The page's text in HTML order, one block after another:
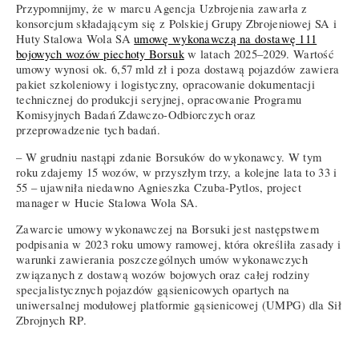
Przypomnijmy, że w marcu Agencja Uzbrojenia zawarła z
konsorcjum składającym się z Polskiej Grupy Zbrojeniowej SA i
Huty Stalowa Wola SAumowę wykonawczą na dostawę 111
bojowych wozów piechoty Borsukw latach 2025–2029. Wartość
umowy wynosi ok. 6,57 mld zł i poza dostawą pojazdów zawiera
pakiet szkoleniowy i logistyczny, opracowanie dokumentacji
technicznej do produkcji seryjnej, opracowanie Programu
Komisyjnych Badań Zdawczo-Odbiorczych oraz
przeprowadzenie tych badań.
– W grudniu nastąpi zdanie Borsuków do wykonawcy. W tym
roku zdajemy 15 wozów, w przyszłym trzy, a kolejne lata to 33 i
55 – ujawniła niedawno Agnieszka Czuba-Pytlos, project
manager w Hucie Stalowa Wola SA.
Zawarcie umowy wykonawczej na Borsuki jest następstwem
podpisania w 2023 roku umowy ramowej, która określiła zasady i
warunki zawierania poszczególnych umów wykonawczych
związanych z dostawą wozów bojowych oraz całej rodziny
specjalistycznych pojazdów gąsienicowych opartych na
uniwersalnej modułowej platformie gąsienicowej (UMPG) dla Sił
Zbrojnych RP.